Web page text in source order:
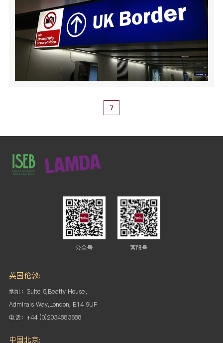
7
公众号 客服号
英国伦敦:
地址：Suite 5,Beatty House，
Admirals Way,London, E14 9UF
电话：+44 (0)2034883688
中国北京: